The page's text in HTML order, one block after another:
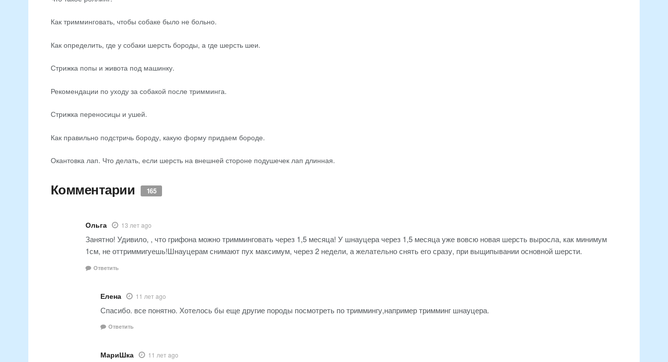
Как тримминговать, чтобы собаке было не больно.
Как определить, где у собаки шерсть бороды, а где шерсть шеи.
Стрижка попы и живота под машинку.
Рекомендации по уходу за собакой после тримминга.
Стрижка переносицы и ушей.
Как правильно подстричь бороду, какую форму придаем бороде.
Окантовка лап. Что делать, если шерсть на внешней стороне подушечек лап длинная.
Комментарии 165
Ольга 13 лет ago
Занятно! Удивило, , что грифона можно тримминговать через 1,5 месяца! У шнауцера через 1,5 месяца уже вовсю новая шерсть выросла, как минимум
1см, не оттриммигуешь!Шнауцерам снимают пух максимум, через 2 недели, а желательно снять его сразу, при выщипывании основной шерсти.
Ответить
Елена 11 лет ago
Спасибо. все понятно. Хотелось бы еще другие породы посмотреть по триммингу,например тримминг шнауцера.
Ответить
МариШка 11 лет ago